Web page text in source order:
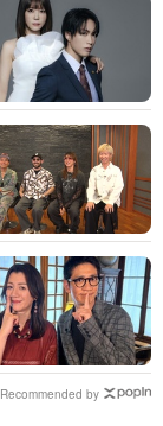
Recommended by